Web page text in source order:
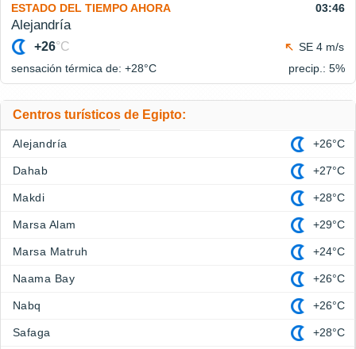
ESTADO DEL TIEMPO AHORA 03:46
Alejandría
+26°C
SE 4 m/s
sensación térmica de: +28°C precip.: 5%
Centros turísticos de Egipto:
Alejandría +26°C
Dahab +27°C
Makdi +28°C
Marsa Alam +29°C
Marsa Matruh +24°C
Naama Bay +26°C
Nabq +26°C
Safaga +28°C